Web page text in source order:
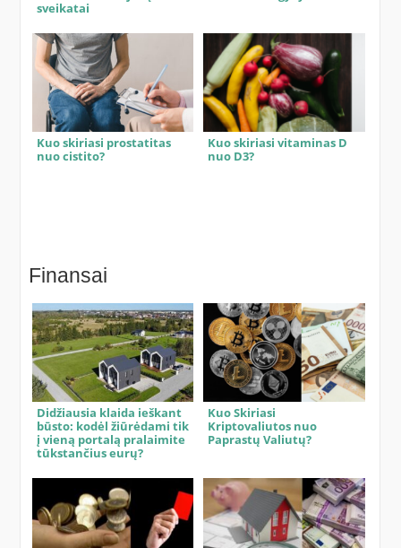
sveikatai
Kuo skiriasi prostatitas
nuo cistito?
Kuo skiriasi vitaminas D
nuo D3?
Finansai
Didžiausia klaida ieškant
būsto: kodėl žiūrėdami tik
į vieną portalą pralaimite
tūkstančius eurų?
Kuo Skiriasi
Kriptovaliutos nuo
Paprastų Valiutų?